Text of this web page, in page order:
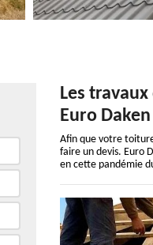
Les
Euro
Afin que votre
faire un devis. Euro
en cette pandémie